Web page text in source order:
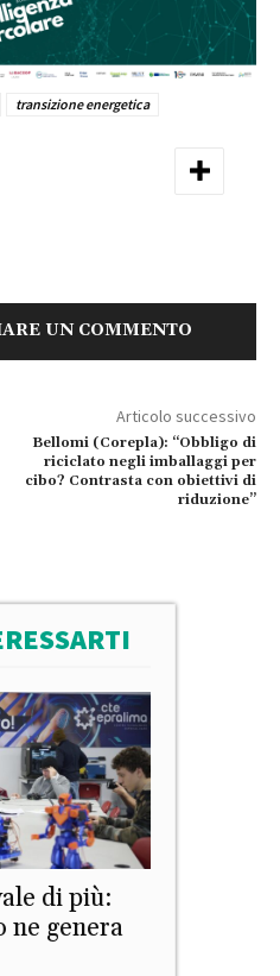
transizione energetica
UN COMMENTO
Articolo successivo
Bellomi (Corepla): “Obbligo di
riciclato negli imballaggi per
cibo? Contrasta con obiettivi di
riduzione”
di più:
ne genera